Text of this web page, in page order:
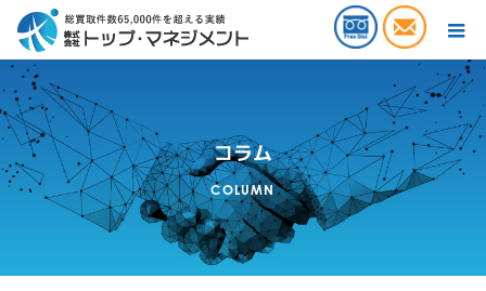
コラム
COLUMN